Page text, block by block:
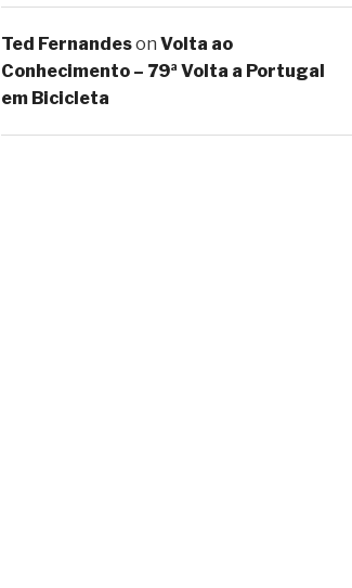
Ted Fernandeson Volta ao
Conhecimento – 79ª Volta a Portugal
em Bicicleta